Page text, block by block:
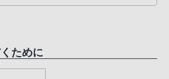
ために